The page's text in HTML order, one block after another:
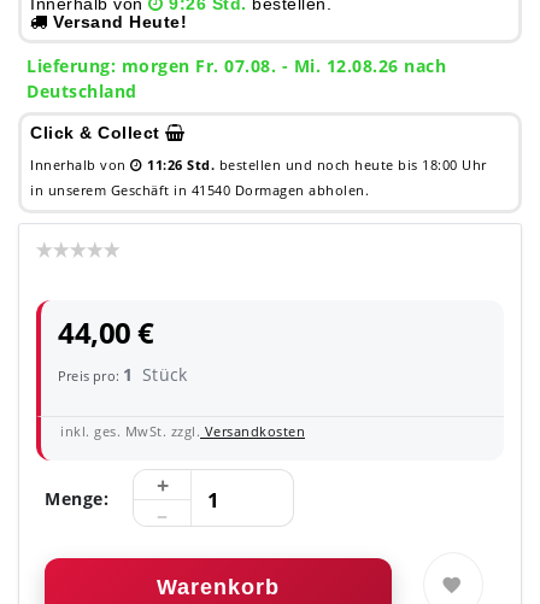
Innerhalb von 9:26 Std. bestellen.
Versand Heute!
Lieferung: morgen Fr. 07.08. - Mi. 12.08.26 nach
Deutschland
Click & Collect
Innerhalb von 11:26 Std. bestellen und noch heute bis 18:00 Uhr
in unserem Geschäft in 41540 Dormagen abholen.
44,00 €
Preis pro: 1 Stück
inkl. ges. MwSt. zzgl. Versandkosten
Menge:
Warenkorb